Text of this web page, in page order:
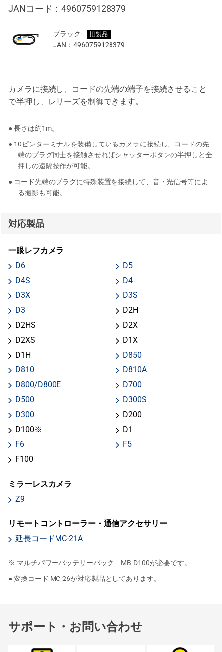
JANコード： 4960759128379
ブラック 旧製品
JAN： 4960759128379
カメラに接続し、コードの先端の端子を接続させること
で半押し、レリーズを制御できます。
● 長さは約1m。
● 10ピンターミナルを装備しているカメラに接続し、コードの先
端のプラグ同士を接触させればシャッターボタンの半押しと全
押しの遠隔操作が可能。
● コード先端のプラグに特殊装置を接続して、音・光信号等によ
る撮影も可能。
対応製品
一眼レフカメラ
D6
D5
D4S
D4
D3X
D3S
D3
D2H
D2HS
D2X
D2XS
D1X
D1H
D850
D810
D810A
D800/D800E
D700
D500
D300S
D300
D200
D100※
D1
F6
F5
F100
ミラーレスカメラ
Z9
リモートコントローラー・通信アクセサリー
延長コードMC-21A
※ マルチパワーバッテリーパック MB-D100が必要です。
● 変換コード MC-26が対応製品としてあります。
サポート・お問い合わせ